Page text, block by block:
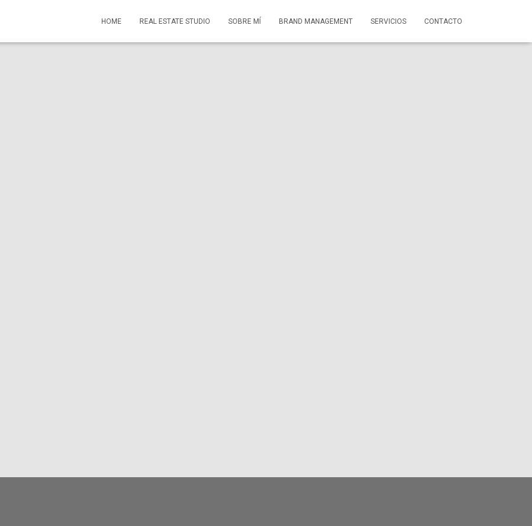
HOME REAL ESTATE STUDIO SOBRE MÍ BRAND MANAGEMENT SERVICIOS CONTACTO